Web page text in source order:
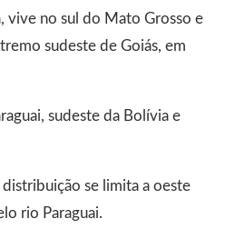
vive no sul do Mato Grosso e
sudeste de Goiás, em
sudeste da Bolívia e
distribuição se limita a oeste
rio Paraguai.